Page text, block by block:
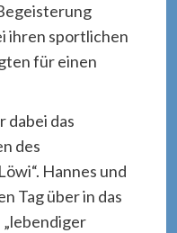
ihren sportlichen
für einen
dabei das
des
Hannes und
Tag über in das